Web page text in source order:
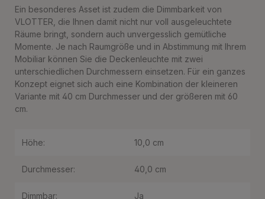
Ein besonderes Asset ist zudem die Dimmbarkeit von
VLOTTER, die Ihnen damit nicht nur voll ausgeleuchtete
Räume bringt, sondern auch unvergesslich gemütliche
Momente. Je nach Raumgröße und in Abstimmung mit Ihrem
Mobiliar können Sie die Deckenleuchte mit zwei
unterschiedlichen Durchmessern einsetzen. Für ein ganzes
Konzept eignet sich auch eine Kombination der kleineren
Variante mit 40 cm Durchmesser und der größeren mit 60
cm.
Höhe: 10,0 cm
Durchmesser: 40,0 cm
Dimmbar: Ja